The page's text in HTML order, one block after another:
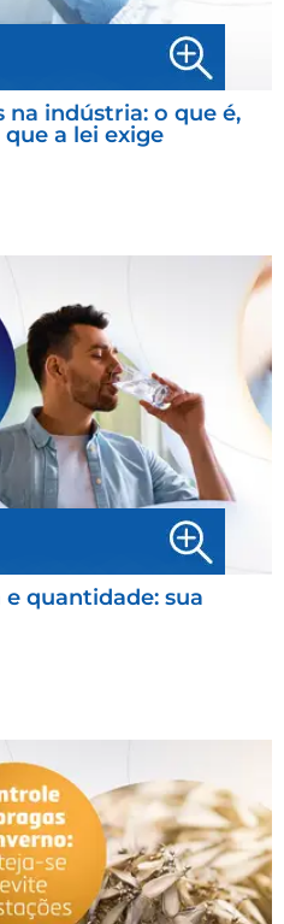
na indústria: o que é,
a lei exige
quantidade: sua